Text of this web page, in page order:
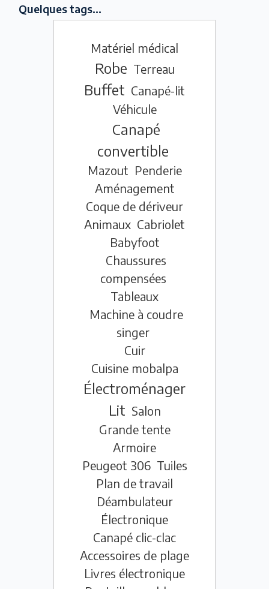
Quelques tags...
Matériel médical
Robe Terreau
Buffet Canapé-lit
Véhicule
Canapé
convertible
Mazout Penderie
Aménagement
Coque de dériveur
Animaux Cabriolet
Babyfoot
Chaussures
compensées
Tableaux
Machine à coudre
singer
Cuir
Cuisine mobalpa
Électroménager
Lit Salon
Grande tente
Armoire
Peugeot 306 Tuiles
Plan de travail
Déambulateur
Électronique
Canapé clic-clac
Accessoires de plage
Livres électronique